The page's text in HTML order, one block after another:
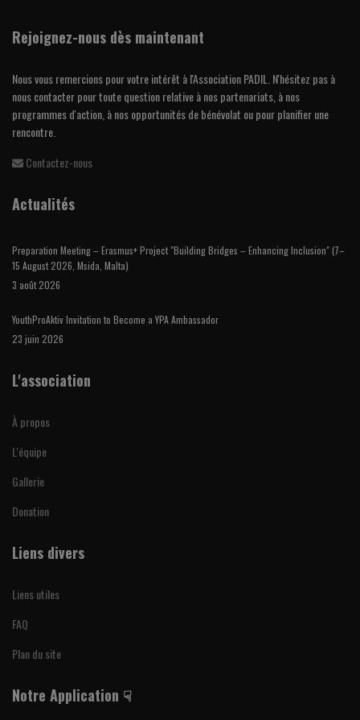
Rejoignez-nous dès maintenant
Nous vous remercions pour votre intérêt à l'Association PADIL. N'hésitez pas à
nous contacter pour toute question relative à nos partenariats, à nos
programmes d'action, à nos opportunités de bénévolat ou pour planifier une
rencontre.
Contactez-nous
Actualités
Preparation Meeting – Erasmus+ Project "Building Bridges – Enhancing Inclusion" (7–
15 August 2026, Msida, Malta)
3 août 2026
YouthProAktiv Invitation to Become a YPA Ambassador
23 juin 2026
L'association
À propos
L'équipe
Gallerie
Donation
Liens divers
Liens utiles
FAQ
Plan du site
Notre Application ☟